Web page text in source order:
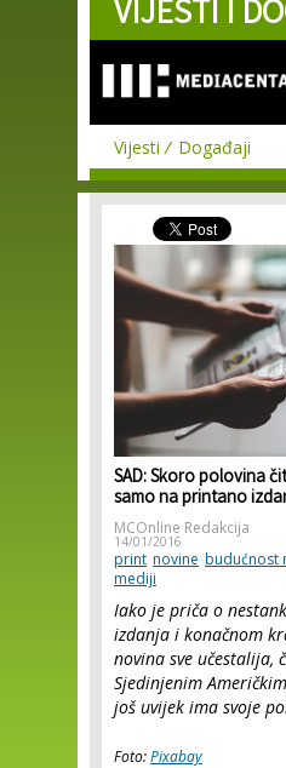
Skip to
main
VIJESTI I
Vijesti Događaji
SAD: Skoro polovina
samo na printano
MCOnline Redakcija
14/01/2016
print novine budućnost
mediji
Iako je priča o
izdanja i konačnom
novina sve učestalija,
Sjedinjenim
još uvijek ima svoje
Foto:Pixabay